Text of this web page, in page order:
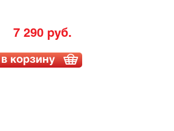
7 290 руб.
в корзину